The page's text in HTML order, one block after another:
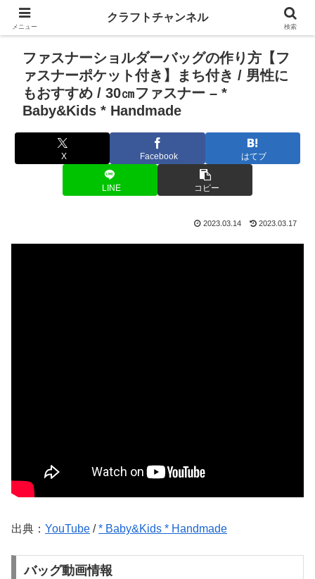
ファスナーショルダーバッグの作り方【フ
ァスナーポケット付き】まち付き / 男性に
もおすすめ / 30㎝ファスナー – *
Baby&Kids * Handmade
X Facebook はてブ
LINE コピー
2023.03.14 2023.03.17
出典： YouTube /* Baby&Kids * Handmade
バッグ動画情報
メニュー
クラフトチャンネル
検索